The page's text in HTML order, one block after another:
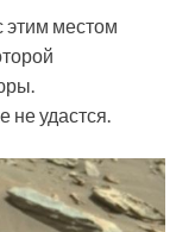
этим местом
не удастся.